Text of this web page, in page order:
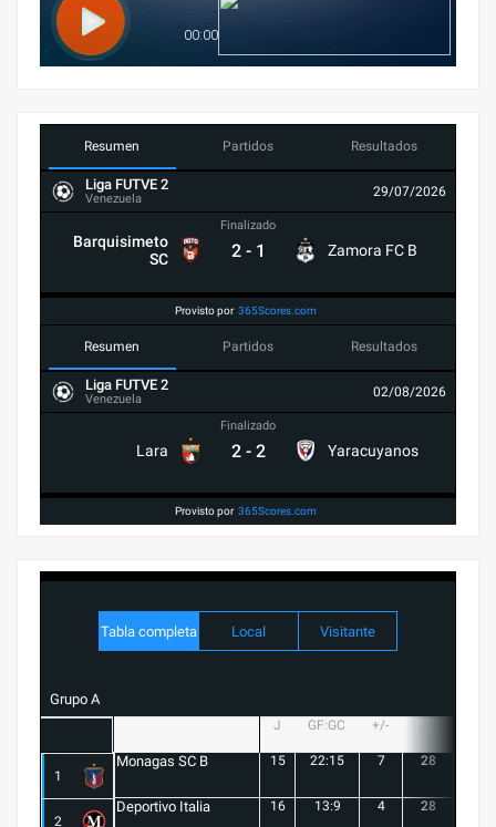
Resumen Partidos Resultados
Liga FUTVE 2
Venezuela 29/07/2026
Barquisimeto
SC
Finalizado
2 - 1 Zamora FC B
Provisto por 365Scores.com
Resumen Partidos Resultados
Liga FUTVE 2
Venezuela 02/08/2026
Lara
Finalizado
2 - 2 Yaracuyanos
Provisto por 365Scores.com
Tabla completa Local Visitante
Grupo A
J GF:GC +/-
1
Monagas SC B 15 22:15 7 28
2
Deportivo Italia 16 13:9 4 28